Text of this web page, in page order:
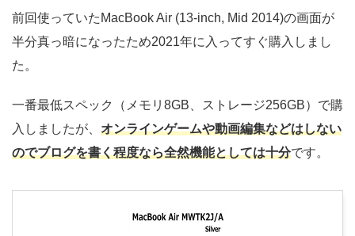
前回使っていたMacBook Air (13-inch, Mid 2014)の画面が
半分真っ暗になったため2021年に入ってすぐ購入しまし
た。
一番最低スペック（メモリ8GB、ストレージ256GB）で購
入しましたが、 オンラインゲームや動画編集などはしない
のでブログを書く程度なら全然機能としては十分です。